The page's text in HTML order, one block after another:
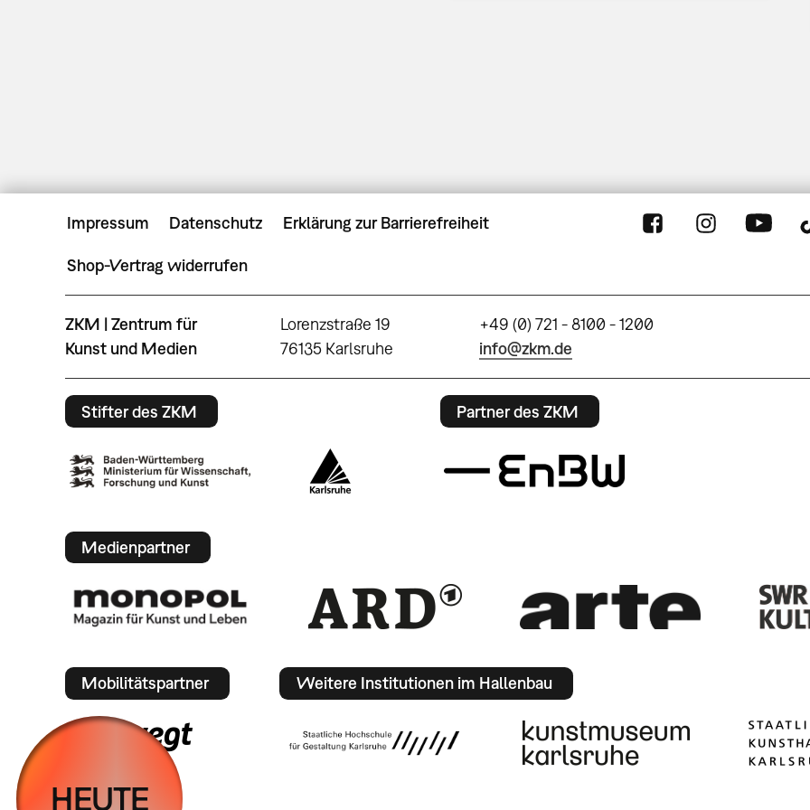
Impressum Datenschutz Erklärung zur Barrierefreiheit
Shop-Vertrag widerrufen
ZKM | Zentrum für
Kunst und Medien
Lorenzstraße 19
76135 Karlsruhe
+49 (0) 721 - 8100 - 1200
info@zkm.de
Stifter des ZKM Partner des ZKM
Medienpartner
Mobilitätspartner Weitere Institutionen im Hallenbau
HEUTE